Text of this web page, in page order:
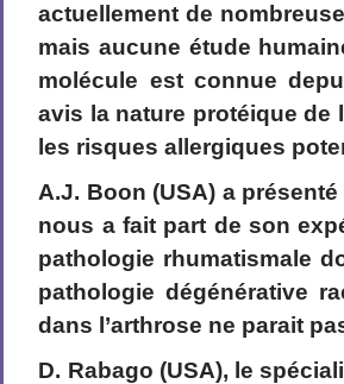
actuellement de
mais aucune étude
molécule est connue
avis la nature protéique
les risques allergiques
A.J. Boon (USA) a
nous a fait part de son
pathologie rhumatismale
pathologie dégénérative
dans l’arthrose ne parait
D. Rabago (USA), le